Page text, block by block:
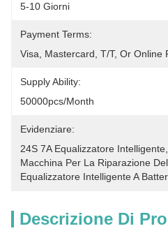
5-10 Giorni
Payment Terms:
Visa, Mastercard, T/T, Or Online
Supply Ability:
50000pcs/month
Evidenziare:
24S 7A Equalizzatore Intelligente
Macchina Per La Riparazione
Equalizzatore Intelligente A
Descrizione Di